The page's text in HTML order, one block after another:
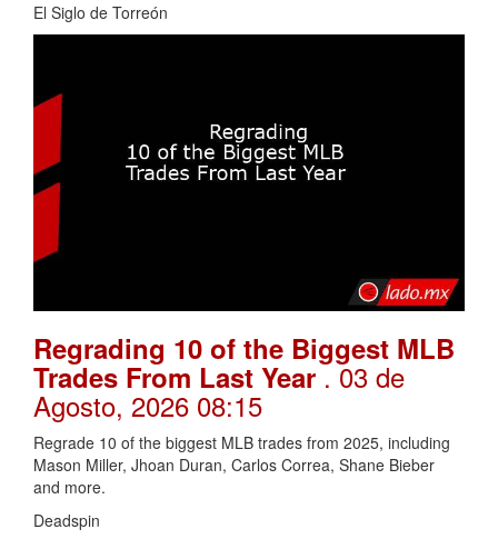
El Siglo de Torreón
Regrading 10 of the Biggest MLB
Trades From Last Year. 03 de
Agosto, 2026 08:15
Regrade 10 of the biggest MLB trades from 2025, including
Mason Miller, Jhoan Duran, Carlos Correa, Shane Bieber
and more.
Deadspin